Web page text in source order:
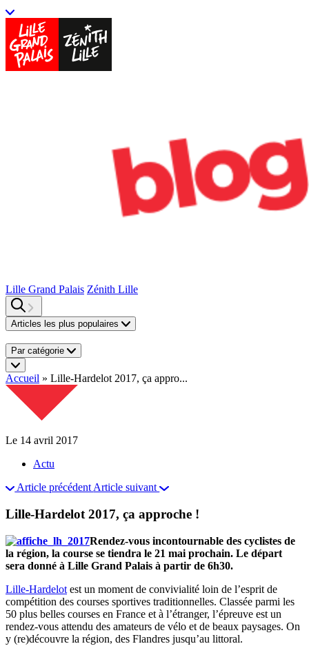
Lille Grand Palais Zénith Lille
Articles les plus populaires
Par catégorie
Accueil » Lille-Hardelot 2017, ça appro...
Le 14 avril 2017
Actu
Article précédent Article suivant
Lille-Hardelot 2017, ça approche !
Rendez-vous incontournable des cyclistes de
la région, la course se tiendra le 21 mai prochain. Le départ
sera donné à Lille Grand Palais à partir de 6h30.
Lille-Hardelot est un moment de convivialité loin de l’esprit de
compétition des courses sportives traditionnelles. Classée parmi les
50 plus belles courses en France et à l’étranger, l’épreuve est un
rendez-vous attendu des amateurs de vélo et de beaux paysages. On
y (re)découvre la région, des Flandres jusqu’au littoral.